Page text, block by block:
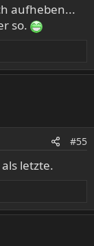
aufheben...
so.
#55
letzte.